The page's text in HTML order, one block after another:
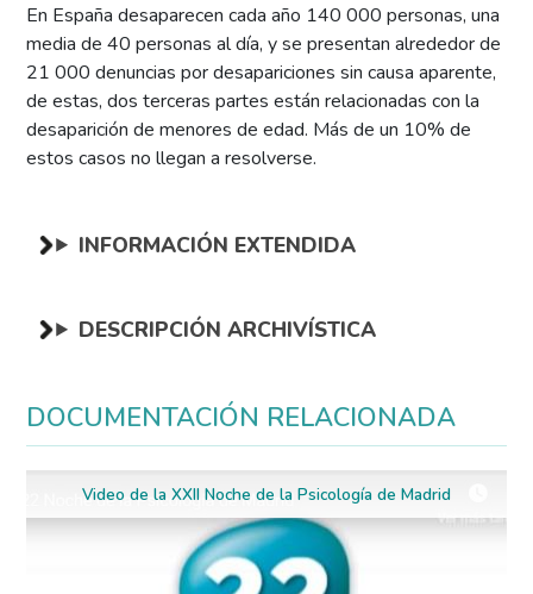
En España desaparecen cada año 140 000 personas, una
media de 40 personas al día, y se presentan alrededor de
21 000 denuncias por desapariciones sin causa aparente,
de estas, dos terceras partes están relacionadas con la
desaparición de menores de edad. Más de un 10% de
estos casos no llegan a resolverse.
INFORMACIÓN EXTENDIDA
DESCRIPCIÓN ARCHIVÍSTICA
DOCUMENTACIÓN RELACIONADA
Video de la XXII Noche de la Psicología de Madrid